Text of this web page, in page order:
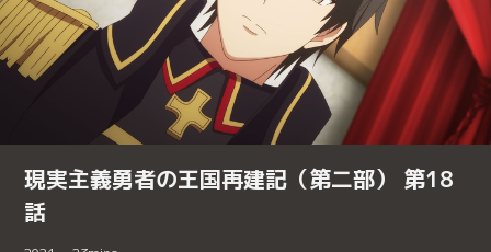
現実主義勇者の王国再建記（第二部） 第18
話